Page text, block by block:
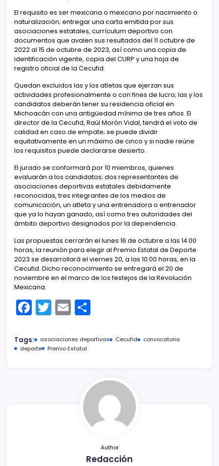
El requisito es ser mexicana o mexicano por nacimiento o
naturalización; entregar una carta emitida por sus
asociaciones estatales, currículum deportivo con
documentos que avalen sus resultados del 11 octubre de
2022 al 15 de octubre de 2023, así como una copia de
identificación vigente, copia del CURP y una hoja de
registro oficial de la Cecufid.
Quedan excluidos las y los atletas que ejerzan sus
actividades profesionalmente o con fines de lucro; las y los
candidatos deberán tener su residencia oficial en
Michoacán con una antigüedad mínima de tres años. El
director de la Cecufid, Raúl Morón Vidal, tendrá el voto de
calidad en caso de empate; se puede dividir
equitativamente en un máximo de cinco y si nadie reúne
los requisitos puede declararse desierto.
El jurado se conformará por 10 miembros, quienes
evaluarán a los candidatos; dos representantes de
asociaciones deportivas estatales debidamente
reconocidas, tres integrantes de los medios de
comunicación, un atleta y una entrenadora o entrenador
que ya lo hayan ganado, así como tres autoridades del
ámbito deportivo designados por la dependencia.
Las propuestas cerrarán el lunes 16 de octubre a las 14:00
horas, la reunión para elegir al Premio Estatal de Deporte
2023 se desarrollará el viernes 20, a las 10:00 horas, en la
Cecufid. Dicho reconocimiento se entregará el 20 de
noviembre en el marco de los festejos de la Revolución
Mexicana.
F
a
c
e
T
w
itt
er
E
m
ai
l
m
tir
Tags: asociaciones deportivas Cecufid
convocatoria
deporte
Premio Estatal
Author
Redacción